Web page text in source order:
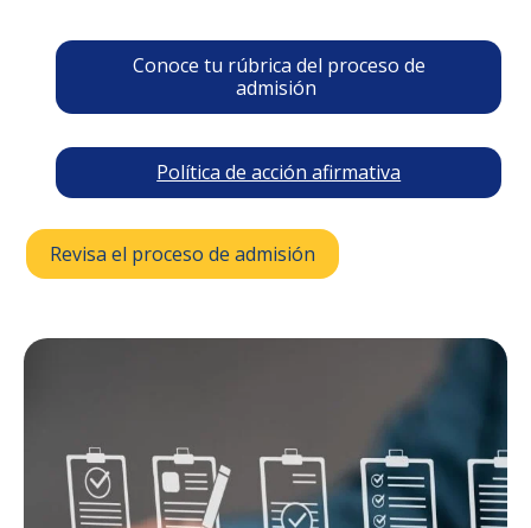
Conoce tu rúbrica del proceso de
admisión
Política de acción afirmativa
Revisa el proceso de admisión